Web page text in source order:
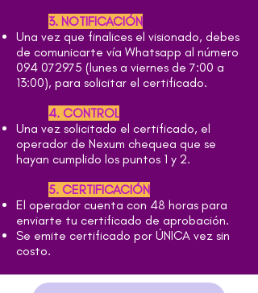
3. NOTIFICACIÓN
Una vez que finalices el visionado, debes
de comunicarte vía Whatsapp al número
094 072975 (lunes a viernes de 7:00 a
13:00), para solicitar el certificado.
4. CONTROL
Una vez solicitado el certificado, el
operador de Nexum chequea que se
hayan cumplido los puntos 1 y 2.
5. CERTIFICACIÓN
El operador cuenta con 48 horas para
enviarte tu certificado de aprobación.
Se emite certificado por ÚNICA vez sin
costo.